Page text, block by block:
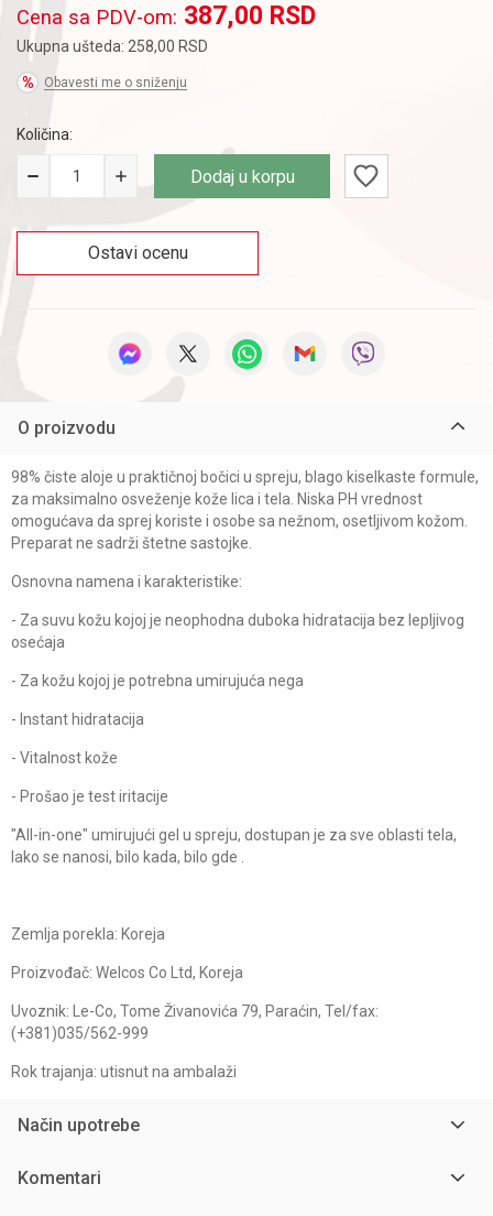
Cena sa PDV-om: 387,00 RSD
Ukupna ušteda: 258,00 RSD
Obavesti me o sniženju
Količina:
Dodaj u korpu
Ostavi ocenu
O proizvodu
98% čiste aloje u praktičnoj bočici u spreju, blago kiselkaste formule,
za maksimalno osveženje kože lica i tela. Niska PH vrednost
omogućava da sprej koriste i osobe sa nežnom, osetljivom kožom.
Preparat ne sadrži štetne sastojke.
Osnovna namena i karakteristike:
- Za suvu kožu kojoj je neophodna duboka hidratacija bez lepljivog
osećaja
- Za kožu kojoj je potrebna umirujuća nega
- Instant hidratacija
- Vitalnost kože
- Prošao je test iritacije
"All-in-one" umirujući gel u spreju, dostupan je za sve oblasti tela,
lako se nanosi, bilo kada, bilo gde .
Zemlja porekla: Koreja
Proizvođač: Welcos Co Ltd, Koreja
Uvoznik: Le-Co, Tome Živanovića 79, Paraćin, Tel/fax:
(+381)035/562-999
Rok trajanja: utisnut na ambalaži
Način upotrebe
Komentari